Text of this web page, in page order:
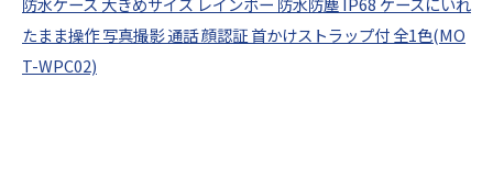
たまま操作 写真撮影 通話 顔認証 首かけストラップ付 全1色(MO
T-WPC02)